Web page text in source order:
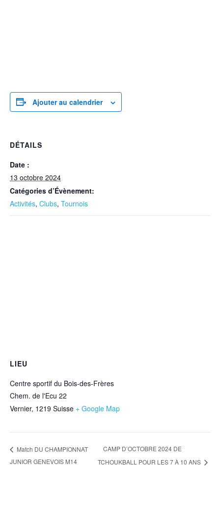
Ajouter au calendrier
DÉTAILS
Date :
13 octobre 2024
Catégories d’Évènement:
Activités, Clubs, Tournois
LIEU
Centre sportif du Bois-des-Frères
Chem. de l'Ecu 22
Vernier, 1219 Suisse + Google Map
Match DU CHAMPIONNAT
JUNIOR GENEVOIS M14
CAMP D’OCTOBRE 2024 DE
TCHOUKBALL POUR LES 7 À 10 ANS